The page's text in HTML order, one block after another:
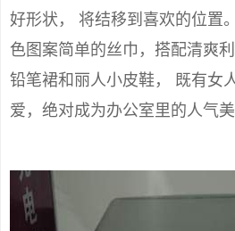
好形状， 将结移到喜欢的位置
色图案简单的丝巾，搭配清爽
铅笔裙和丽人小皮鞋， 既有女
爱，绝对成为办公室里的人气美